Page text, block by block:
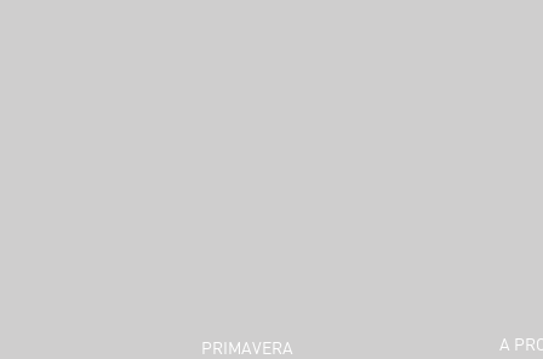
PRIMAVERA
A